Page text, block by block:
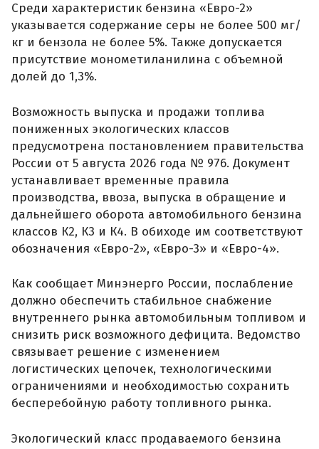
Среди характеристик бензина «Евро-2»
указывается содержание серы не более 500 мг/
кг и бензола не более 5%. Также допускается
присутствие монометиланилина с объемной
долей до 1,3%.
Возможность выпуска и продажи топлива
пониженных экологических классов
предусмотрена постановлением правительства
России от 5 августа 2026 года № 976. Документ
устанавливает временные правила
производства, ввоза, выпуска в обращение и
дальнейшего оборота автомобильного бензина
классов К2, К3 и К4. В обиходе им соответствуют
обозначения «Евро-2», «Евро-3» и «Евро-4».
Как сообщает Минэнерго России, послабление
должно обеспечить стабильное снабжение
внутреннего рынка автомобильным топливом и
снизить риск возможного дефицита. Ведомство
связывает решение с изменением
логистических цепочек, технологическими
ограничениями и необходимостью сохранить
бесперебойную работу топливного рынка.
Экологический класс продаваемого бензина